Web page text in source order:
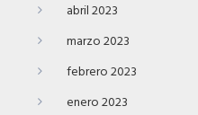
abril 2023
marzo 2023
febrero 2023
enero 2023